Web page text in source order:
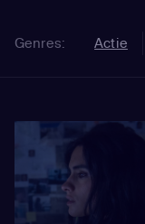
Genres: Actie